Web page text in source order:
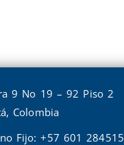
9 No 19 – 92 Piso 2
Colombia
Fijo: +57 601